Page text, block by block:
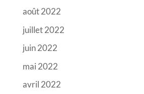
août 2022
juillet 2022
juin 2022
mai 2022
avril 2022